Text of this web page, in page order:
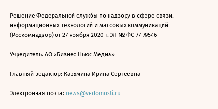
Решение Федеральной службы по надзору в сфере связи,
информационных технологий и массовых коммуникаций
(Роскомнадзор) от 27 ноября 2020 г. ЭЛ № ФС 77-79546
Учредитель: АО «Бизнес Ньюс Медиа»
Главный редактор: Казьмина Ирина Сергеевна
Электронная почта: news@vedomosti.ru